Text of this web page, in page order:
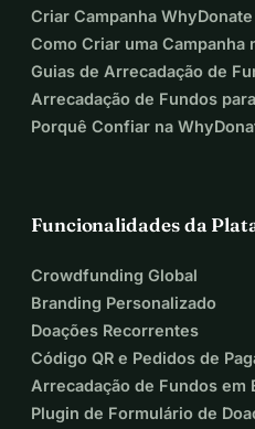
Criar Campanha WhyDonate
Como Criar uma Campanha
Guias de Arrecadação de
Arrecadação de Fundos
Porquê Confiar na
Funcionalidades da
Crowdfunding Global
Branding Personalizado
Doações Recorrentes
Código QR e Pedidos de
Arrecadação de Fundos em
Plugin de Formulário de